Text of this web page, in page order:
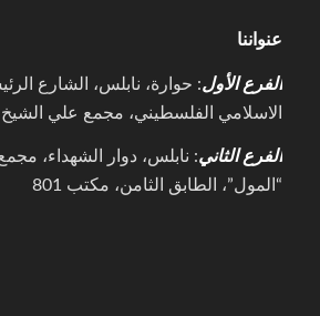
عنواننا
الفرع الأول: حوارة، نابلس، الشارع
الاسلامي الفلسطيني، مجمع علي
الفرع الثاني: نابلس، دوار الشهداء، مجمع
“المول”، الطابق الثامن، مكتب 801